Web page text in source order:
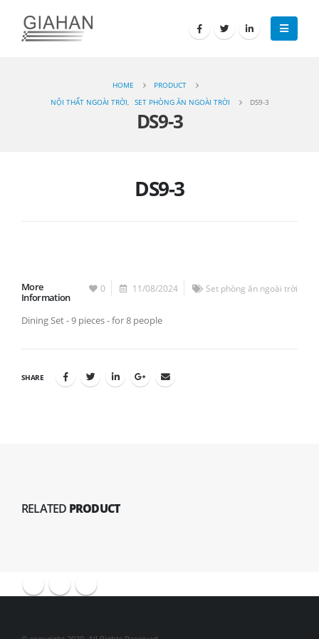
HOME
PRODUCT
NỘI THẤT NGOÀI TRỜI, SET PHÒNG ĂN NGOÀI TRỜI DS9-3
DS9-3
DS9-3
0 11/08/2024 Set phòng ăn ngoài trời
More
Information
Dining Set - 9 pieces - for 8 people
SHARE
RELATED PRODUCT